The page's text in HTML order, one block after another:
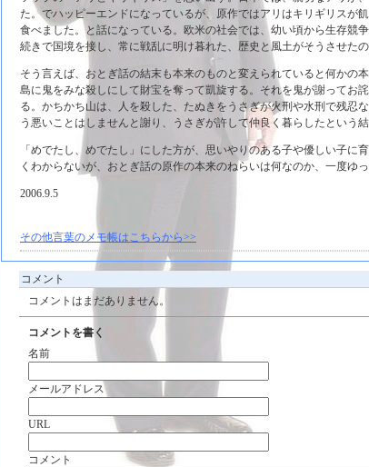
た。でハッピーエンドになっているが、原作ではアリはキリギリスが
食べました。と話になっている。欧米の社会では、幼い頃から生存競
続きで国境を接し、常に戦乱に明け暮れた、歴史と風土がそうさせたの
そう言えば、おとぎ話の結末も本来のものと変えられていると何かの
島に鬼をみな殺しにして財宝を奪って凱旋する。それを鬼が謝ってお
る。かちかち山は、人を殺した、たぬきをうさぎが火刑や水刑で残忍
う悪いことはしませんと謝り、うさぎが許して仲良く暮らしたという結
「めでたし、めでたし」にした方が、思いやりのある子や優しい子に
くわからないが、おとぎ話の原作の本来のねらいは何なのか、一度ゆ
2006.9.5
その他言葉のメモ帳はこちらから>>
コメント
コメントはまだありません。
コメントを書く
名前
メールアドレス
URL
コメント